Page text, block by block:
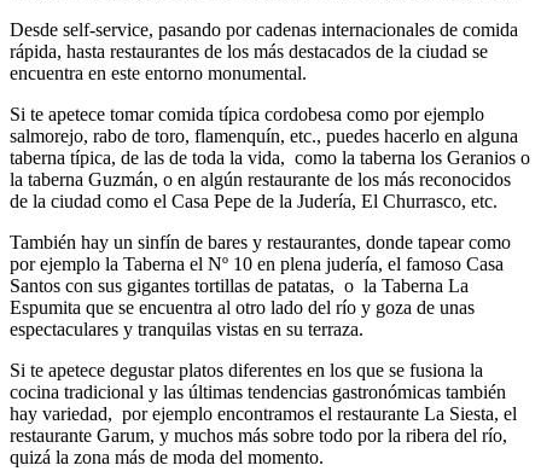
Desde self-service, pasando por cadenas internacionales de comida
rápida, hasta restaurantes de los más destacados de la ciudad se
encuentra en este entorno monumental.
Si te apetece tomar comida típica cordobesa como por ejemplo
salmorejo, rabo de toro, flamenquín, etc., puedes hacerlo en alguna
taberna típica, de las de toda la vida, como la taberna los Geranios o
la taberna Guzmán, o en algún restaurante de los más reconocidos
de la ciudad como el Casa Pepe de la Judería, El Churrasco, etc.
También hay un sinfín de bares y restaurantes, donde tapear como
por ejemplo la Taberna el Nº 10 en plena judería, el famoso Casa
Santos con sus gigantes tortillas de patatas, o la Taberna La
Espumita que se encuentra al otro lado del río y goza de unas
espectaculares y tranquilas vistas en su terraza.
Si te apetece degustar platos diferentes en los que se fusiona la
cocina tradicional y las últimas tendencias gastronómicas también
hay variedad, por ejemplo encontramos el restaurante La Siesta, el
restaurante Garum, y muchos más sobre todo por la ribera del río,
quizá la zona más de moda del momento.